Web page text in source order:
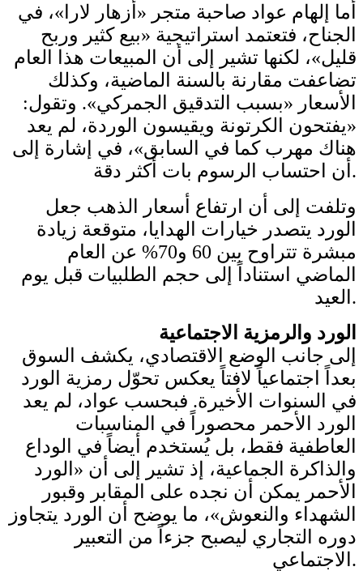
أما إلهام عواد صاحبة متجر «أزهار لارا»، في
الجناح، فتعتمد استراتيجية «بيع كثير وربح
قليل»، لكنها تشير إلى أن المبيعات هذا العام
تضاعفت مقارنة بالسنة الماضية، وكذلك
الأسعار «بسبب التدقيق الجمركي». وتقول:
«يفتحون الكرتونة ويقيسون الوردة، لم يعد
هناك مهرب كما في السابق»، في إشارة إلى
أن احتساب الرسوم بات أكثر دقة.
وتلفت إلى أن ارتفاع أسعار الذهب جعل
الورد يتصدر خيارات الهدايا، متوقعة زيادة
مبشرة تتراوح بين 60 و70% عن العام
الماضي استناداً إلى حجم الطلبيات قبل يوم
العيد.
الورد والرمزية الاجتماعية
إلى جانب الوضع الاقتصادي، يكشف السوق
بعداً اجتماعياً لافتاً يعكس تحوّل رمزية الورد
في السنوات الأخيرة. فبحسب عواد، لم يعد
الورد الأحمر محصوراً في المناسبات
العاطفية فقط، بل يُستخدم أيضاً في الوداع
والذاكرة الجماعية، إذ تشير إلى أن «الورد
الأحمر يمكن أن نجده على المقابر وقبور
الشهداء والنعوش»، ما يوضح أن الورد يتجاوز
دوره التجاري ليصبح جزءاً من التعبير
الاجتماعي.